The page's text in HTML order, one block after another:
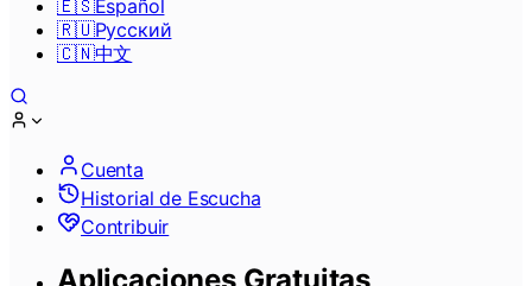
🇪🇸Español
🇷🇺Pусский
🇨🇳中文
Cuenta
Historial de Escucha
Contribuir